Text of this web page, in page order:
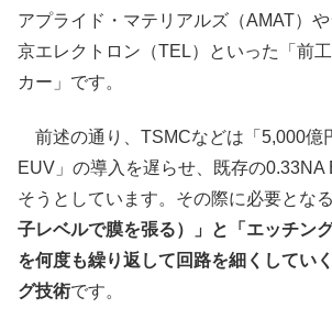
アプライド・マテリアルズ（AMAT）
京エレクトロン（TEL）といった「前
カー」です。
前述の通り、TSMCなどは「5,000億
EUV」の導入を遅らせ、既存の0.33NA
そうとしています。その際に必要となる
子レベルで膜を張る）」と「エッチン
を何度も繰り返して回路を細くしてい
グ技術です。